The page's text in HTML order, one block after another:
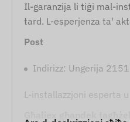
Il-garanzija li tiġi mal-
tard. L-esperjenza ta'
Post
Indirizz: Ungerija
L-installazzjoni esperta